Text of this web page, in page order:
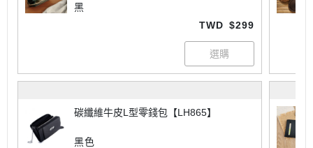
黑
TWD $299
碳纖維牛皮L型零錢包【LH865】
黑色